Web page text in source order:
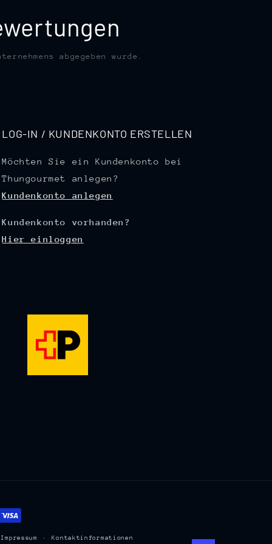
abgegeben wurde.
LOG-IN / KUNDENKONTO ERSTELLEN
Möchten Sie ein Kundenkonto bei
Thungourmet anlegen?
Kundenkonto anlegen
Kundenkonto vorhanden?
Hier einloggen
Impressum Kontaktinformationen